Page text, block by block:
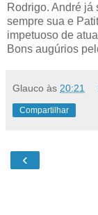
Rodrigo. André já
sempre sua e
impetuoso de
Bons augúrios
Glauco às 20:21
Compartilhar
‹